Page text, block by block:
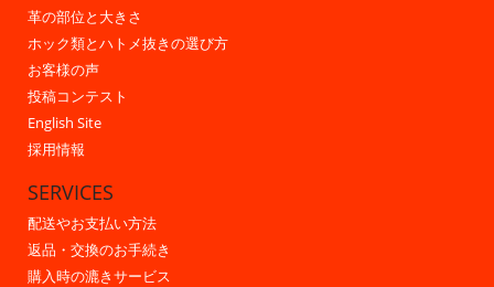
革の部位と大きさ
ホック類とハトメ抜きの選び方
お客様の声
投稿コンテスト
English Site
採用情報
SERVICES
配送やお支払い方法
返品・交換のお手続き
購入時の漉きサービス